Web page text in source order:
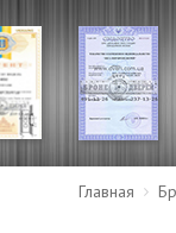
Главная